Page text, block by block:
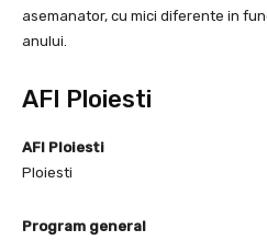
asemanator, cu mici diferente in
anului.
AFI Ploiesti
AFI Ploiesti
Ploiesti
Program general